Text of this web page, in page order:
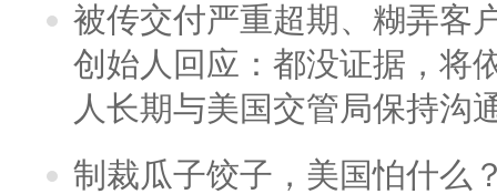
被传交付严重超期、糊弄客
创始人回应：都没证据，将
人长期与美国交管局保持沟
制裁瓜子饺子，美国怕什么